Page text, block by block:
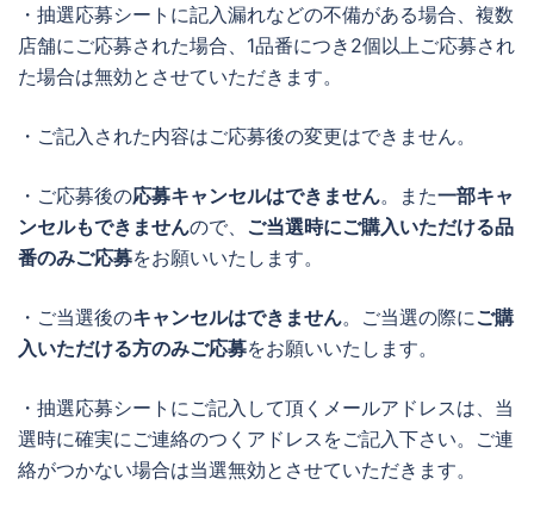
・抽選応募シートに記入漏れなどの不備がある場合、複数
店舗にご応募された場合、1品番につき2個以上ご応募され
た場合は無効とさせていただきます。
・ご記入された内容はご応募後の変更はできません。
・ご応募後の応募キャンセルはできません。また一部キャ
ンセルもできませんので、 ご当選時にご購入いただける品
番のみご応募をお願いいたします。
・ご当選後のキャンセルはできません。ご当選の際にご購
入いただける方のみご応募をお願いいたします。
・抽選応募シートにご記入して頂くメールアドレスは、当
選時に確実にご連絡のつくアドレスをご記入下さい。ご連
絡がつかない場合は当選無効とさせていただきます。